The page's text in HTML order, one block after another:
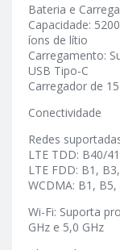
Bateria e
Capacidade:
íons de lítio
Carregamento:
USB Tipo-C
Carregador de
Conectividade
Redes
LTE TDD: B40/
LTE FDD: B1,
WCDMA: B1, B5,
Wi-Fi: Suporta
GHz e 5,0 GHz